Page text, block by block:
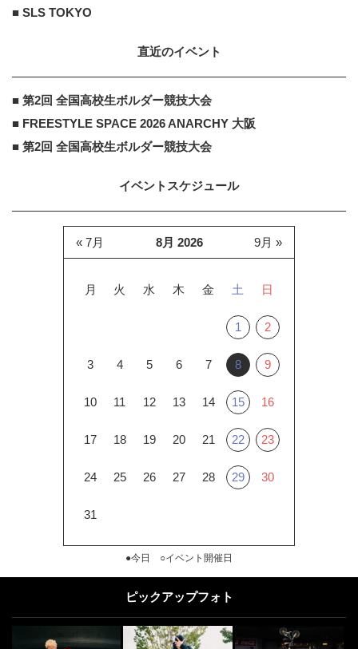
■ SLS TOKYO
直近のイベント
■ 第2回 全国高校生ボルダー競技大会
■ FREESTYLE SPACE 2026 ANARCHY 大阪
■ 第2回 全国高校生ボルダー競技大会
イベントスケジュール
8月 2026
月 火 水 木 金 土 日
1 2
3 4 5 6 7 8 9
10 11 12 13 14 15 16
17 18 19 20 21 22 23
24 25 26 27 28 29 30
31
« 7月 9月 »
●今日 ○イベント開催日
ピックアップフォト